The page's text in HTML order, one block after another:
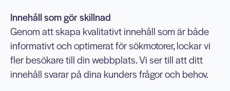
Innehåll som gör skillnad
Genom att skapa kvalitativt innehåll som är både
informativt och optimerat för sökmotorer, lockar vi
fler besökare till din webbplats. Vi ser till att ditt
innehåll svarar på dina kunders frågor och behov.